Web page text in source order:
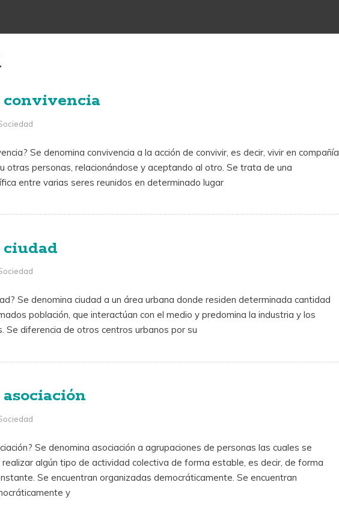
Se denomina convivencia a la acción de convivir, es decir, vivir en compañía
otras personas, relacionándose y aceptando al otro. Se trata de una
entre varias seres reunidos en determinado lugar
Se denomina ciudad a un área urbana donde residen determinada cantidad
población, que interactúan con el medio y predomina la industria y los
Se diferencia de otros centros urbanos por su
Se denomina asociación a agrupaciones de personas las cuales se
algún tipo de actividad colectiva de forma estable, es decir, de forma
Se encuentran organizadas democráticamente. Se encuentran
y